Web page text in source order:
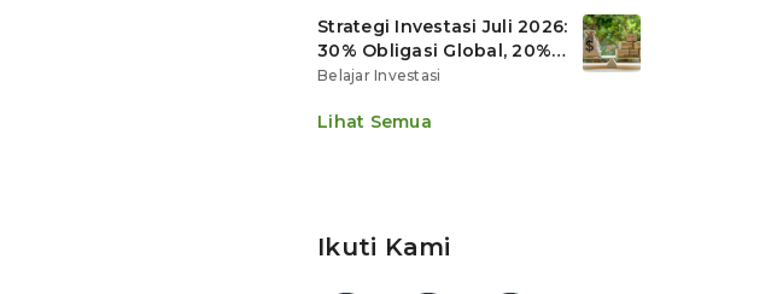
Strategi Investasi Juli 2026:
30% Obligasi Global, 20%
Emas, Saham Ekspor Jadi
Belajar Investasi
Lihat Semua
Ikuti Kami